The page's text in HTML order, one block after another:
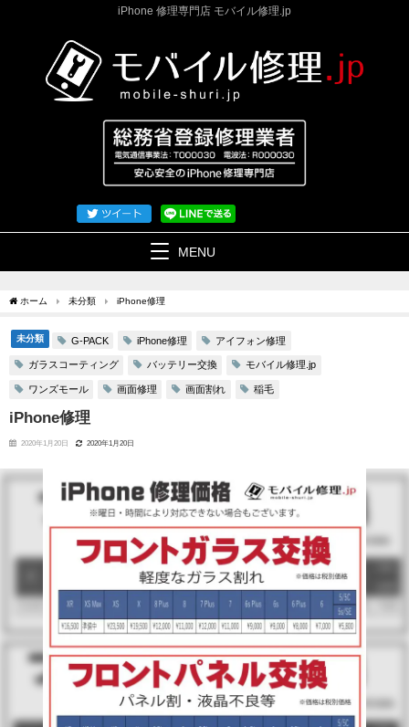
iPhone 修理専門店 モバイル修理.jp
MENU
ホーム 未分類 iPhone修理
未分類 G-PACK iPhone修理 アイフォン修理
ガラスコーティング バッテリー交換 モバイル修理.jp
ワンズモール 画面修理 画面割れ 稲毛
iPhone修理
2020年1月20日 2020年1月20日